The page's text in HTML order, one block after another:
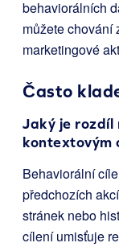
behaviorálních
můžete chování
marketingové
Často
Jaký je rozdíl
kontextovým
Behaviorální
předchozích
stránek nebo
cílení umisťuje